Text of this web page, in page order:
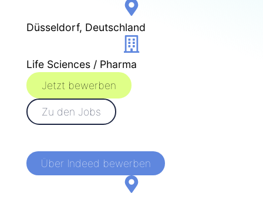
Düsseldorf, Deutschland
Life Sciences / Pharma
Jetzt bewerben
Zu den Jobs
Über Indeed bewerben